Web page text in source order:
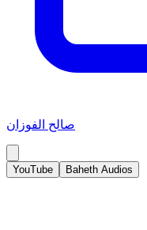
صالح الفوزان
YouTube Baheth Audios